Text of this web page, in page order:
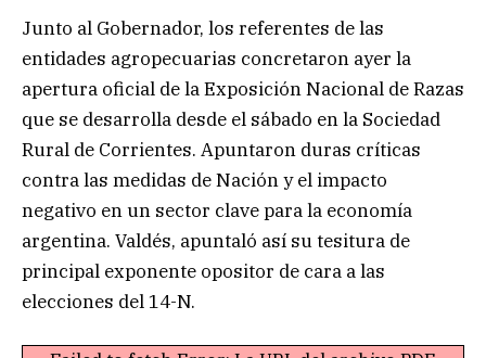
Junto al Gobernador, los referentes de las
entidades agropecuarias concretaron ayer la
apertura oficial de la Exposición Nacional de Razas
que se desarrolla desde el sábado en la Sociedad
Rural de Corrientes. Apuntaron duras críticas
contra las medidas de Nación y el impacto
negativo en un sector clave para la economía
argentina. Valdés, apuntaló así su tesitura de
principal exponente opositor de cara a las
elecciones del 14-N.